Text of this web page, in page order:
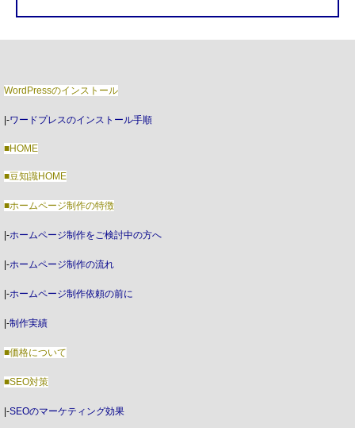
WordPressのインストール
|-ワードプレスのインストール手順
■HOME
■豆知識HOME
■ホームページ制作の特徴
|-ホームページ制作をご検討中の方へ
|-ホームページ制作の流れ
|-ホームページ制作依頼の前に
|-制作実績
■価格について
■SEO対策
|-SEOのマーケティング効果